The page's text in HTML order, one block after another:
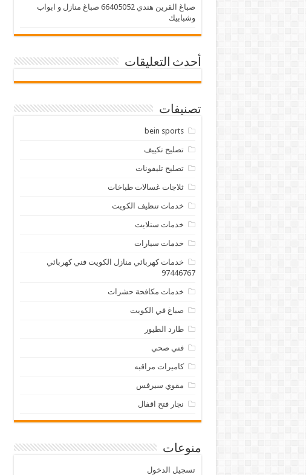
صباغ القرين هندي 66405052 صباغ منازل و ابواب
وشبابيك
أحدث التعليقات
تصنيفات
bein sports
تصليح تكييف
تصليح تليفونات
ثلاجات غسالات طباخات
خدمات تنظيف الكويت
خدمات ستلايت
خدمات سيارات
خدمات كهربائي منازل الكويت فني كهربائي
97446767
خدمات مكافحة حشرات
صباغ في الكويت
طارد الطيور
فني صحي
كاميرات مراقبه
مقوي سيرفس
نجار فتح اقفال
منوعات
تسجيل الدخول